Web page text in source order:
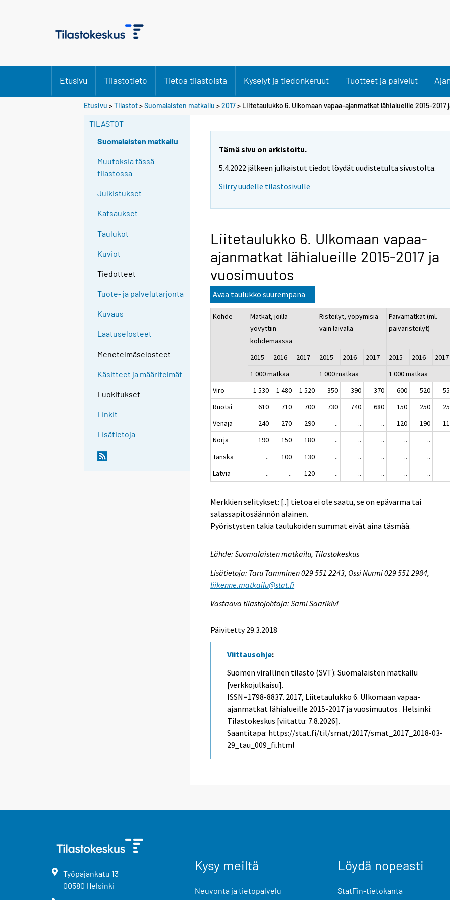
Etusivu Tilastotieto Tietoa tilastoista Kyselyt ja tiedonkeruut Tuotteet ja palvelut
Etusivu >Tilastot>Suomalaisten matkailu >2017> Liitetaulukko 6. Ulkomaan vapaa-ajanmatkat lähialueille 2015-
TILASTOT
Suomalaisten matkailu
Muutoksia tässä
tilastossa
Julkistukset
Katsaukset
Taulukot
Kuviot
Tiedotteet
Tuote- ja palvelutarjonta
Kuvaus
Laatuselosteet
Menetelmäselosteet
Käsitteet ja määritelmät
Luokitukset
Linkit
Lisätietoja
Tämä sivu on arkistoitu.
5.4.2022 jälkeen julkaistut tiedot löydät uudistetulta sivustolta.
Siirry uudelle tilastosivulle
Liitetaulukko 6. Ulkomaan vapaa-
ajanmatkat lähialueille 2015-2017 ja
vuosimuutos
Avaa taulukko suurempana
Kohde
Matkat, joilla
yövyttiin
kohdemaassa
Risteilyt, yöpymisiä
vain laivalla
Päivämatkat (ml.
päiväristeilyt)
2015 2016 2017 2015 2016 2017 2015 2016 2017
1 000 matkaa
1 000 matkaa 1 000 matkaa
Viro
1 530 1 480 1 520 350 390 370 600 520
Ruotsi
610 710 700 730 740 680 150 250
Venäjä
240 270 290 .. .. .. 120 190
Norja
190 150 180 .. .. .. .. ..
Tanska
.. 100 130 .. .. .. .. ..
Latvia
.. .. 120 .. .. .. .. ..
Merkkien selitykset: [..] tietoa ei ole saatu, se on epävarma tai
salassapitosäännön alainen.
Pyöristysten takia taulukoiden summat eivät aina täsmää.
Lähde: Suomalaisten matkailu, Tilastokeskus
Lisätietoja: Taru Tamminen 029 551 2243, Ossi Nurmi 029 551 2984,
liikenne.matkailu@stat.fi
Vastaava tilastojohtaja: Sami Saarikivi
Päivitetty 29.3.2018
Viittausohje:
Suomen virallinen tilasto (SVT): Suomalaisten matkailu
[verkkojulkaisu].
ISSN=1798-8837. 2017, Liitetaulukko 6. Ulkomaan vapaa-
ajanmatkat lähialueille 2015-2017 ja vuosimuutos . Helsinki:
Tilastokeskus [viitattu: 7.8.2026].
Saantitapa: https://stat.fi/til/smat/2017/smat_2017_2018-03-
29_tau_009_fi.html
Työpajankatu 13
00580 Helsinki
Kysy meiltä
Neuvonta ja tietopalvelu
Löydä nopeasti
StatFin-tietokanta